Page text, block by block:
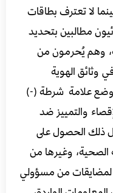
لا تعترف بطاقات
مطالبين بتحديد
وهم يُحرمون من
وثائق الهوية
وضع علامة شرطة (-)
والتمييز ضد
ذلك الحصول على
الصحية، وغيرها من
لمضايقات من مسؤولي